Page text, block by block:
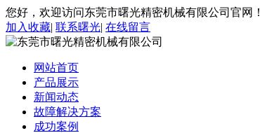
您好，欢迎访问东莞市曙光精密机械有限公司官网！
加入收藏| 联系曙光| 在线留言
网站首页
产品展示
新闻动态
故障解决方案
成功案例